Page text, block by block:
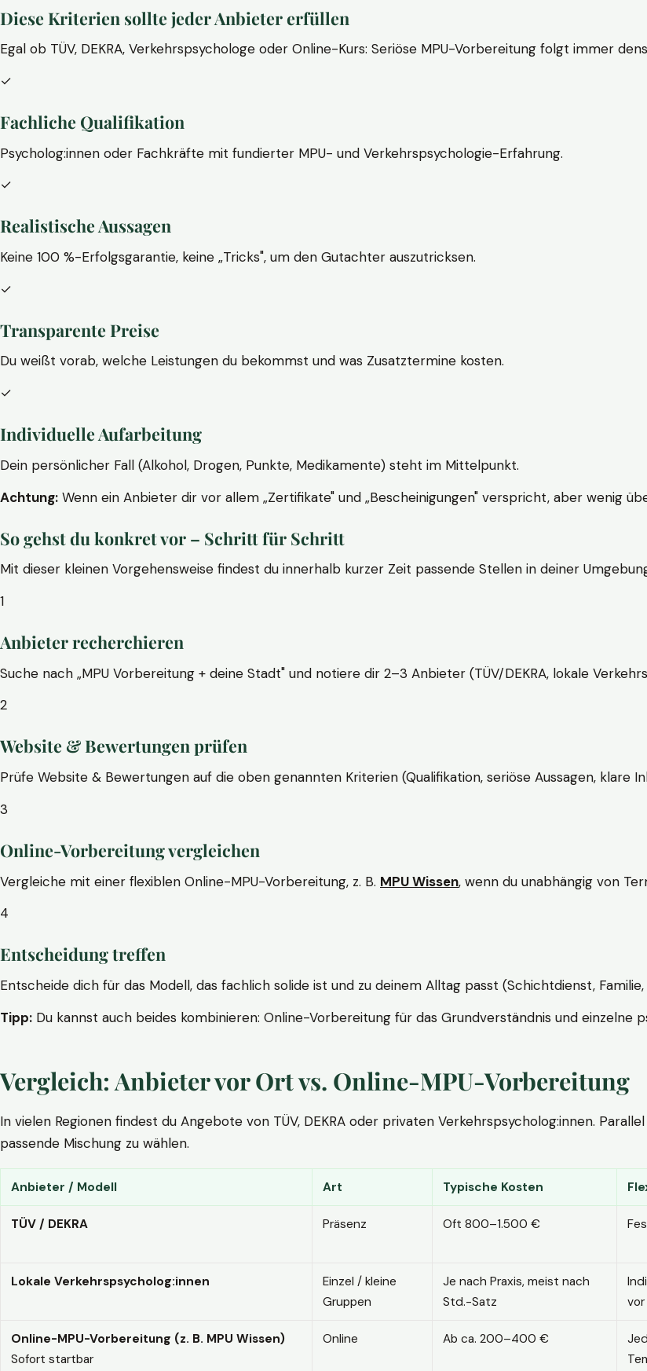
Diese Kriterien sollte jeder Anbieter erfüllen
Egal ob TÜV, DEKRA, Verkehrspsychologe oder Online-Kurs: Seriöse MPU-Vorbereitung folgt immer
✓
Fachliche Qualifikation
Psycholog:innen oder Fachkräfte mit fundierter MPU- und Verkehrspsychologie-Erfahrung.
✓
Realistische Aussagen
Keine 100 %-Erfolgsgarantie, keine „Tricks", um den Gutachter auszutricksen.
✓
Transparente Preise
Du weißt vorab, welche Leistungen du bekommst und was Zusatztermine kosten.
✓
Individuelle Aufarbeitung
Dein persönlicher Fall (Alkohol, Drogen, Punkte, Medikamente) steht im Mittelpunkt.
Achtung: Wenn ein Anbieter dir vor allem „Zertifikate" und „Bescheinigungen" verspricht, aber wenig
So gehst du konkret vor – Schritt für Schritt
Mit dieser kleinen Vorgehensweise findest du innerhalb kurzer Zeit passende Stellen in deiner
1
Anbieter recherchieren
Suche nach „MPU Vorbereitung + deine Stadt" und notiere dir 2–3 Anbieter (TÜV/DEKRA, lokale
2
Website & Bewertungen prüfen
Prüfe Website & Bewertungen auf die oben genannten Kriterien (Qualifikation, seriöse Aussagen, klare
3
Online-Vorbereitung vergleichen
Vergleiche mit einer flexiblen Online-MPU-Vorbereitung, z. B. MPU Wissen, wenn du unabhängig von
4
Entscheidung treffen
Entscheide dich für das Modell, das fachlich solide ist und zu deinem Alltag passt (Schichtdienst,
Tipp: Du kannst auch beides kombinieren: Online-Vorbereitung für das Grundverständnis und einzelne
Vergleich: Anbieter vor Ort vs. Online-MPU-Vorbereitung
In vielen Regionen findest du Angebote von TÜV, DEKRA oder privaten Verkehrspsycholog:innen.
passende Mischung zu wählen.
Anbieter / Modell Art Typische Kosten
TÜV / DEKRA Präsenz Oft 800–1.500 €
Lokale Verkehrspsycholog:innen
Einzel / kleine
Gruppen
Je nach Praxis, meist nach
Std.-Satz
Online-MPU-Vorbereitung (z. B. MPU Wissen)
Sofort startbar
Online Ab ca. 200–400 €